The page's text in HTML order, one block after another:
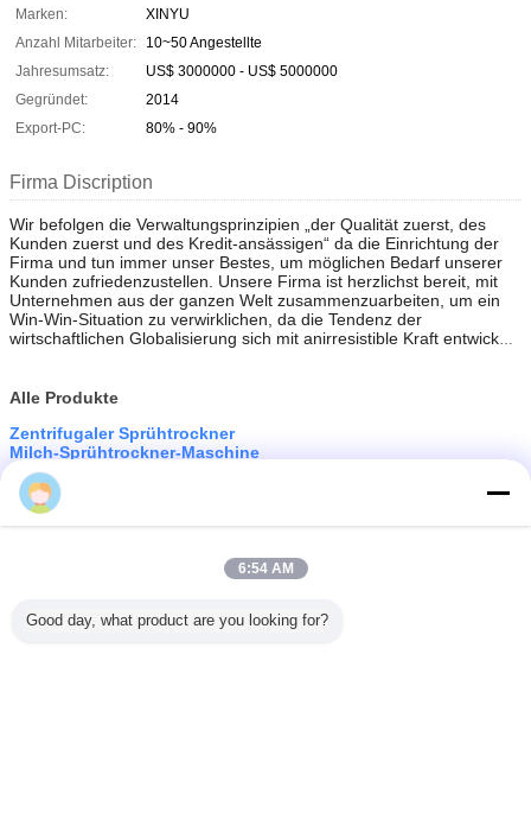
Marken:
XINYU
Anzahl Mitarbeiter:
10~50 Angestellte
Jahresumsatz:
US$ 3000000 - US$ 5000000
Gegründet:
2014
Export-PC:
80% - 90%
Firma Discription
Wir befolgen die Verwaltungsprinzipien „der Qualität zuerst, des
Kunden zuerst und des Kredit-ansässigen“ da die Einrichtung der
Firma und tun immer unser Bestes, um möglichen Bedarf unserer
Kunden zufriedenzustellen. Unsere Firma ist herzlichst bereit, mit
Unternehmen aus der ganzen Welt zusammenzuarbeiten, um ein
Win-Win-Situation zu verwirklichen, da die Tendenz der
wirtschaftlichen Globalisierung sich mit anirresistible Kraft entwickelt
Alle Produkte
Zentrifugaler Sprühtrockner
Milch-Sprühtrockner-Maschine
Chemischer Sprühtrockner
Fließbett-Trockner
Drehvakuumtrockner
Heißlufttrocknungs-Trockenofen
Automatische Verpackungsmaschine
Tablet-Presse-Maschine
6:54 AM
Good day, what product are you looking for?